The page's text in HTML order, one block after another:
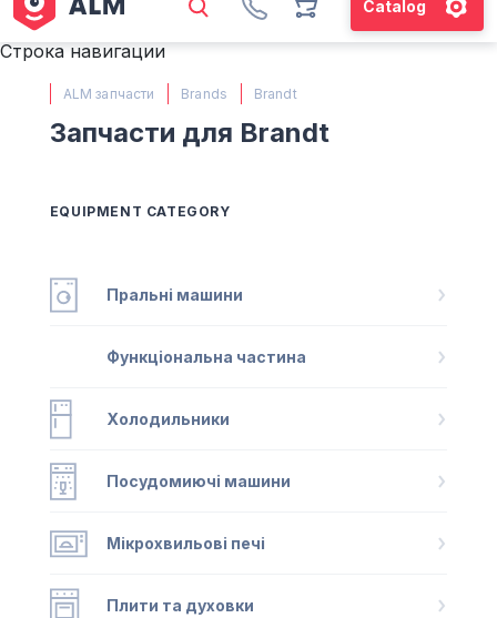
Catalog
М. ХАРКІВСЬКА – ПРАЦЮЄ
ВТ-СБ С10-00 ДО 18-00
(067) 385 27 70
(063) 527 27 00
(044) 332 76 42
Строка навигации
ALM запчасти Brands Brandt
Запчасти для Brandt
EQUIPMENT CATEGORY
Пральні машини
Функціональна частина
Холодильники
Посудомиючі машини
Мікрохвильові печі
Плити та духовки